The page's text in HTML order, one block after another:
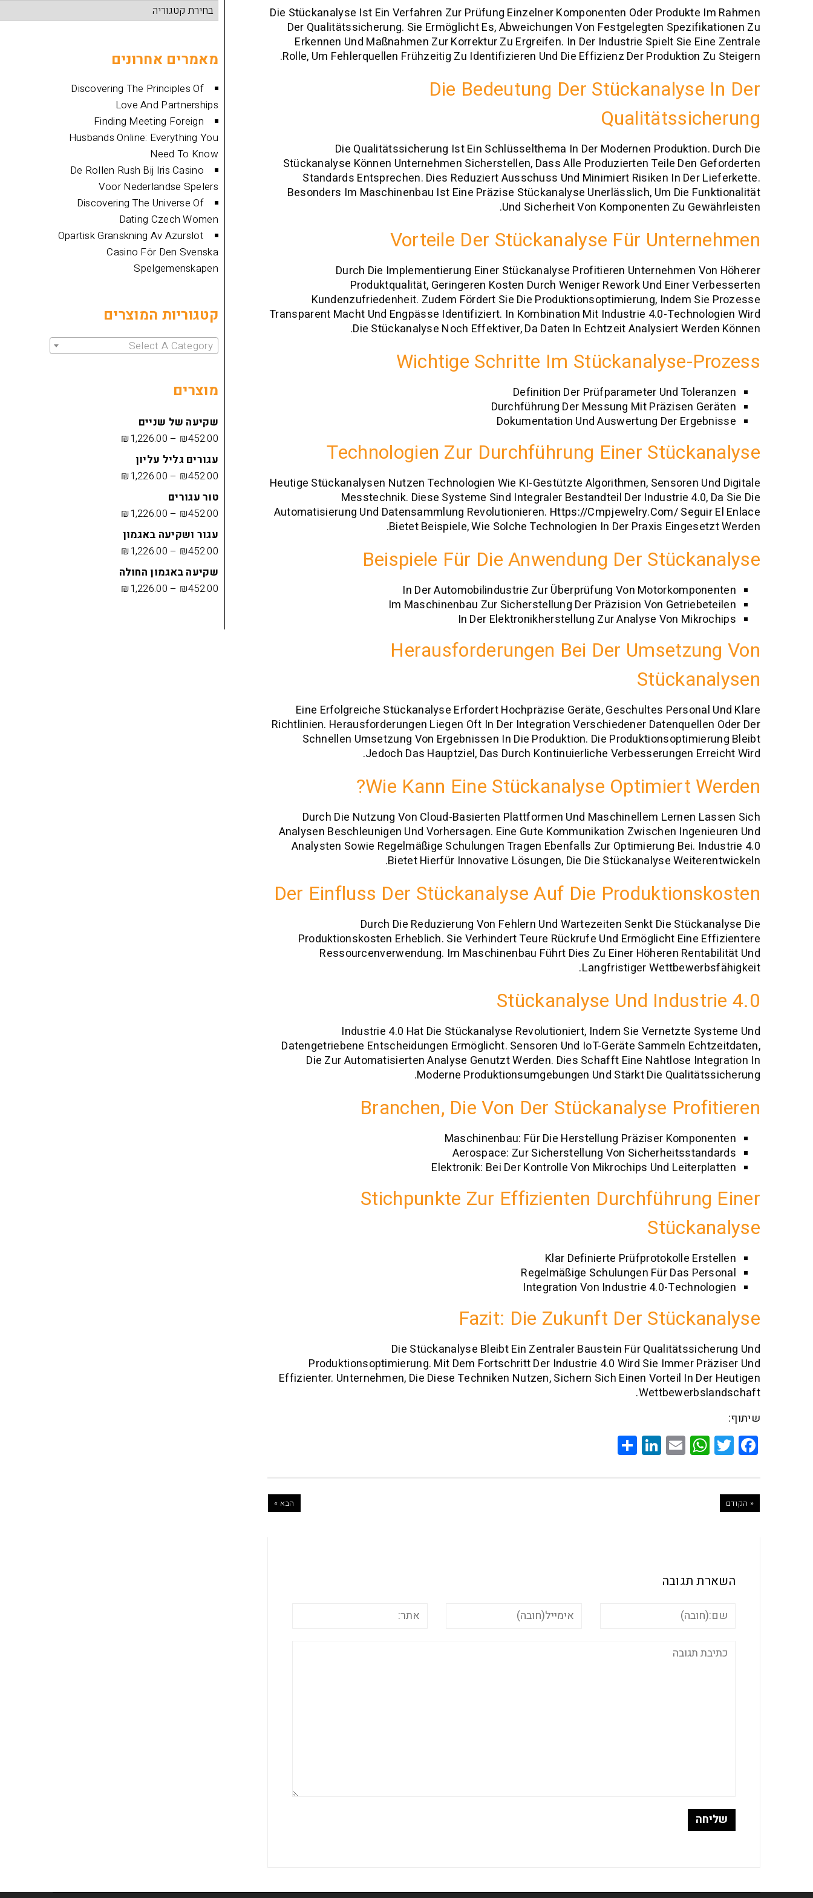
Die Stückanalyse Ist Ein Verfahren Zur Prüfung Einzelner Komponenten Oder Produkte Im Rahmen
Der Qualitätssicherung. Sie Ermöglicht Es, Abweichungen Von Festgelegten Spezifikationen Zu
Erkennen Und Maßnahmen Zur Korrektur Zu Ergreifen. In Der Industrie Spielt Sie Eine Zentrale
Rolle, Um Fehlerquellen Frühzeitig Zu Identifizieren Und Die Effizienz Der Produktion Zu Steigern.
Die Bedeutung Der Stückanalyse In Der
Qualitätssicherung
Die Qualitätssicherung Ist Ein Schlüsselthema In Der Modernen Produktion. Durch Die
Stückanalyse Können Unternehmen Sicherstellen, Dass Alle Produzierten Teile Den Geforderten
Standards Entsprechen. Dies Reduziert Ausschuss Und Minimiert Risiken In Der Lieferkette.
Besonders Im Maschinenbau Ist Eine Präzise Stückanalyse Unerlässlich, Um Die Funktionalität
Und Sicherheit Von Komponenten Zu Gewährleisten.
Vorteile Der Stückanalyse Für Unternehmen
Durch Die Implementierung Einer Stückanalyse Profitieren Unternehmen Von Höherer
Produktqualität, Geringeren Kosten Durch Weniger Rework Und Einer Verbesserten
Kundenzufriedenheit. Zudem Fördert Sie Die Produktionsoptimierung, Indem Sie Prozesse
Transparent Macht Und Engpässe Identifiziert. In Kombination Mit Industrie 4.0-Technologien Wird
Die Stückanalyse Noch Effektiver, Da Daten In Echtzeit Analysiert Werden Können.
Wichtige Schritte Im Stückanalyse-Prozess
Definition Der Prüfparameter Und Toleranzen
Durchführung Der Messung Mit Präzisen Geräten
Dokumentation Und Auswertung Der Ergebnisse
Technologien Zur Durchführung Einer Stückanalyse
Heutige Stückanalysen Nutzen Technologien Wie KI-Gestützte Algorithmen, Sensoren Und Digitale
Messtechnik. Diese Systeme Sind Integraler Bestandteil Der Industrie 4.0, Da Sie Die
Automatisierung Und Datensammlung Revolutionieren. Https://cmpjewelry.com/ Seguir El Enlace
Bietet Beispiele, Wie Solche Technologien In Der Praxis Eingesetzt Werden.
Beispiele Für Die Anwendung Der Stückanalyse
In Der Automobilindustrie Zur Überprüfung Von Motorkomponenten
Im Maschinenbau Zur Sicherstellung Der Präzision Von Getriebeteilen
In Der Elektronikherstellung Zur Analyse Von Mikrochips
Herausforderungen Bei Der Umsetzung Von
Stückanalysen
Eine Erfolgreiche Stückanalyse Erfordert Hochpräzise Geräte, Geschultes Personal Und Klare
Richtlinien. Herausforderungen Liegen Oft In Der Integration Verschiedener Datenquellen Oder Der
Schnellen Umsetzung Von Ergebnissen In Die Produktion. Die Produktionsoptimierung Bleibt
Jedoch Das Hauptziel, Das Durch Kontinuierliche Verbesserungen Erreicht Wird.
Wie Kann Eine Stückanalyse Optimiert Werden?
Durch Die Nutzung Von Cloud-Basierten Plattformen Und Maschinellem Lernen Lassen Sich
Analysen Beschleunigen Und Vorhersagen. Eine Gute Kommunikation Zwischen Ingenieuren Und
Analysten Sowie Regelmäßige Schulungen Tragen Ebenfalls Zur Optimierung Bei. Industrie 4.0
Bietet Hierfür Innovative Lösungen, Die Die Stückanalyse Weiterentwickeln.
Der Einfluss Der Stückanalyse Auf Die Produktionskosten
Durch Die Reduzierung Von Fehlern Und Wartezeiten Senkt Die Stückanalyse Die
Produktionskosten Erheblich. Sie Verhindert Teure Rückrufe Und Ermöglicht Eine Effizientere
Ressourcenverwendung. Im Maschinenbau Führt Dies Zu Einer Höheren Rentabilität Und
Langfristiger Wettbewerbsfähigkeit.
Stückanalyse Und Industrie 4.0
Industrie 4.0 Hat Die Stückanalyse Revolutioniert, Indem Sie Vernetzte Systeme Und
Datengetriebene Entscheidungen Ermöglicht. Sensoren Und IoT-Geräte Sammeln Echtzeitdaten,
Die Zur Automatisierten Analyse Genutzt Werden. Dies Schafft Eine Nahtlose Integration In
Moderne Produktionsumgebungen Und Stärkt Die Qualitätssicherung.
Branchen, Die Von Der Stückanalyse Profitieren
Maschinenbau: Für Die Herstellung Präziser Komponenten
Aerospace: Zur Sicherstellung Von Sicherheitsstandards
Elektronik: Bei Der Kontrolle Von Mikrochips Und Leiterplatten
Stichpunkte Zur Effizienten Durchführung Einer
Stückanalyse
Klar Definierte Prüfprotokolle Erstellen
Regelmäßige Schulungen Für Das Personal
Integration Von Industrie 4.0-Technologien
Fazit: Die Zukunft Der Stückanalyse
Die Stückanalyse Bleibt Ein Zentraler Baustein Für Qualitätssicherung Und
Produktionsoptimierung. Mit Dem Fortschritt Der Industrie 4.0 Wird Sie Immer Präziser Und
Effizienter. Unternehmen, Die Diese Techniken Nutzen, Sichern Sich Einen Vorteil In Der Heutigen
Wettbewerbslandschaft.
שיתוף:
Facebook
Twitter
WhatsApp
Email
LinkedIn
« הקודם הבא »
השארת תגובה
קטגוריות
מאמרים
מאמרים אחרונים
Discovering The Principles Of
Love And Partnerships
Finding Meeting Foreign
Husbands Online: Everything You
Need To Know
De Rollen Rush Bij Iris Casino
Voor Nederlandse Spelers
Discovering The Universe Of
Dating Czech Women
Opartisk Granskning Av Azurslot
Casino För Den Svenska
Spelgemenskapen
קטגוריות המוצרים
Select A Category
מוצרים
שקיעה של שניים
₪452.00
–
₪1,226.00
עגורים גליל עליון
₪452.00
–
₪1,226.00
טור עגורים
₪452.00
–
₪1,226.00
עגור ושקיעה באגמון
₪452.00
–
₪1,226.00
שקיעה באגמון החולה
₪452.00
–
₪1,226.00